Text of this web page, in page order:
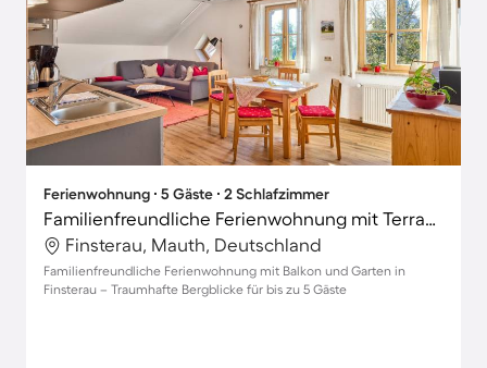
Ferienwohnung ∙ 5 Gäste ∙ 2 Schlafzimmer
Familienfreundliche Ferienwohnung mit Terrasse, Garten und Grill | Bergblick
Finsterau, Mauth, Deutschland
Familienfreundliche Ferienwohnung mit Balkon und Garten in
Finsterau – Traumhafte Bergblicke für bis zu 5 Gäste